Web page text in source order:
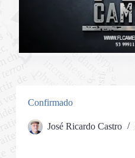
Confirmado
José Ricardo Castro